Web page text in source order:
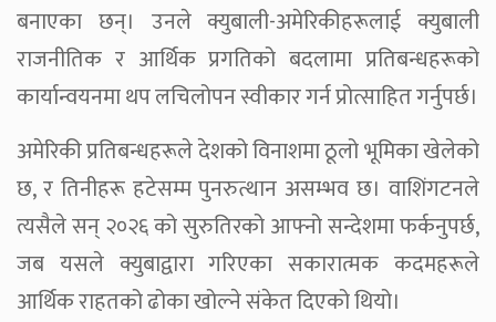
बनाएका छन्। उनले क्युबाली-अमेरिकीहरूलाई क्युबाली
राजनीतिक र आर्थिक प्रगतिको बदलामा प्रतिबन्धहरूको
कार्यान्वयनमा थप लचिलोपन स्वीकार गर्न प्रोत्साहित गर्नुपर्छ।
अमेरिकी प्रतिबन्धहरूले देशको विनाशमा ठूलो भूमिका खेलेको
छ, र तिनीहरू हटेसम्म पुनरुत्थान असम्भव छ। वाशिंगटनले
त्यसैले सन् २०२६ को सुरुतिरको आफ्नो सन्देशमा फर्कनुपर्छ,
जब यसले क्युबाद्वारा गरिएका सकारात्मक कदमहरूले
आर्थिक राहतको ढोका खोल्ने संकेत दिएको थियो।